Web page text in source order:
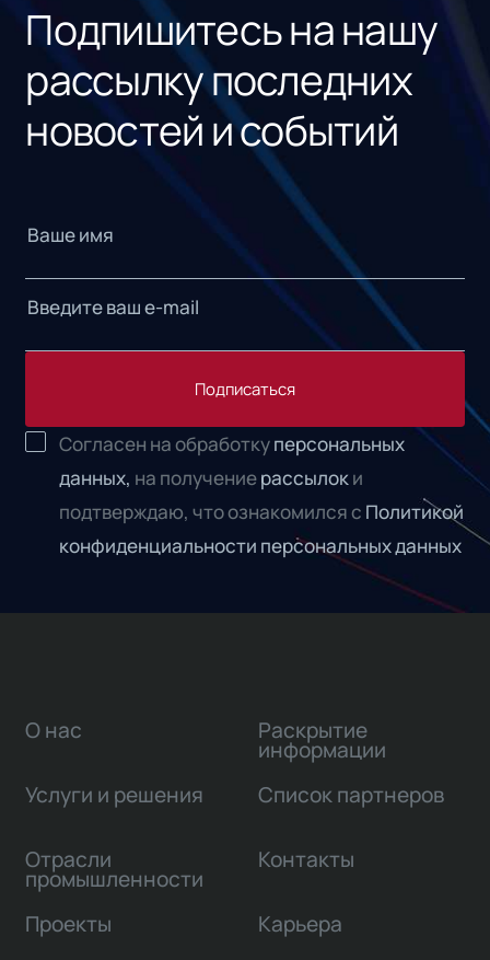
Подпишитесь на нашу
рассылку последних
новостей и событий
Подписаться
Согласен на обработкуперсональных
данных, на получениерассылок и
подтверждаю, что ознакомился с Политикой
конфиденциальности персональных данных
О нас
Услуги и решения
Отрасли
промышленности
Проекты
Раскрытие
информации
Список партнеров
Контакты
Карьера